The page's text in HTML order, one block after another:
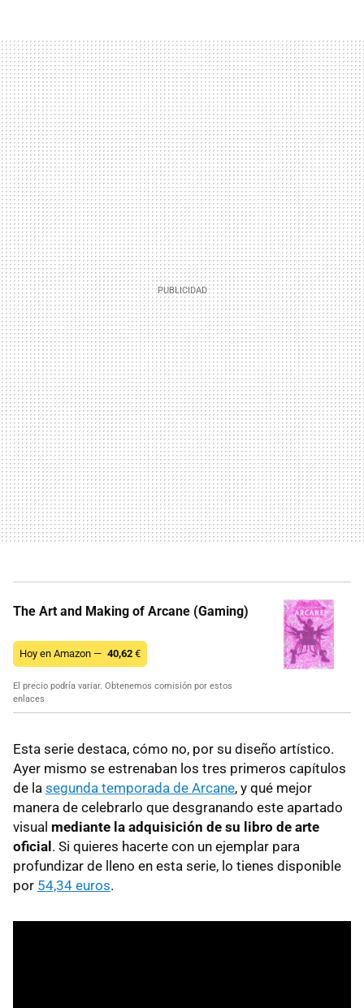
The Art and Making of Arcane (Gaming)
Hoy en Amazon — 40,62 €
El precio podría variar. Obtenemos comisión por estos
enlaces
Esta serie destaca, cómo no, por su diseño artístico.
Ayer mismo se estrenaban los tres primeros capítulos
de la segunda temporada de Arcane, y qué mejor
manera de celebrarlo que desgranando este apartado
visual mediante la adquisición de su libro de arte
oficial . Si quieres hacerte con un ejemplar para
profundizar de lleno en esta serie, lo tienes disponible
por 54,34 euros.